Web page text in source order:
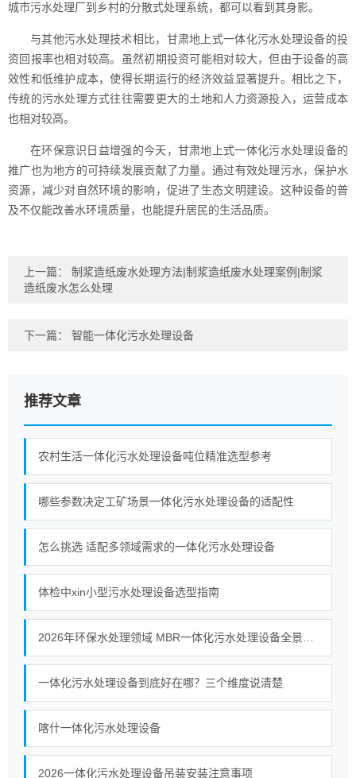
城市污水处理厂到乡村的分散式处理系统，都可以看到其身影。
与其他污水处理技术相比，甘肃地上式一体化污水处理设备的投
资回报率也相对较高。虽然初期投资可能相对较大，但由于设备的高
效性和低维护成本，使得长期运行的经济效益显著提升。相比之下，
传统的污水处理方式往往需要更大的土地和人力资源投入，运营成本
也相对较高。
在环保意识日益增强的今天，甘肃地上式一体化污水处理设备的
推广也为地方的可持续发展贡献了力量。通过有效处理污水，保护水
资源，减少对自然环境的影响，促进了生态文明建设。这种设备的普
及不仅能改善水环境质量，也能提升居民的生活品质。
上一篇： 制浆造纸废水处理方法|制浆造纸废水处理案例|制浆
造纸废水怎么处理
下一篇： 智能一体化污水处理设备
推荐文章
农村生活一体化污水处理设备吨位精准选型参考
哪些参数决定工矿场景一体化污水处理设备的适配性
怎么挑选 适配多领域需求的一体化污水处理设备
体检中xin小型污水处理设备选型指南
一体化污水处理设备到底好在哪？三个维度说清楚
喀什一体化污水处理设备
2026一体化污水处理设备吊装安装注意事项